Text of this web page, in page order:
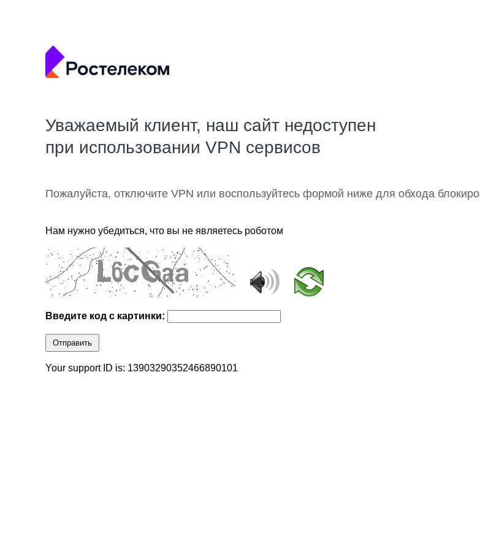
Уважаемый клиент, наш сайт недоступен
при использовании VPN сервисов
Пожалуйста, отключите VPN или воспользуйтесь формой ниже для обхода
Нам нужно убедиться, что вы не являетесь роботом
Введите код с картинки:
Отправить
Your support ID is: 13903290352466890101